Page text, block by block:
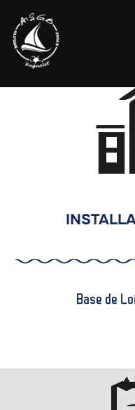
Base de